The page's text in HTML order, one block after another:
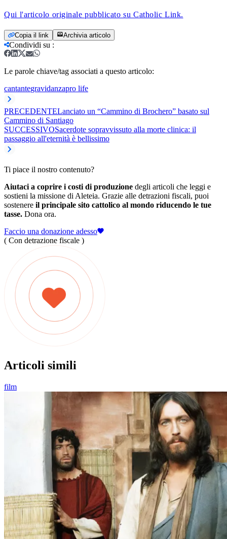
Qui l'articolo originale pubblicato su Catholic Link.
Copia il link Archivia articolo
Condividi su :
Le parole chiave/tag associati a questo articolo:
cantantegravidanzapro life
PRECEDENTELanciato un “Cammino di Brochero” basato sul
Cammino di Santiago
SUCCESSIVOSacerdote sopravvissuto alla morte clinica: il
passaggio all'eternità è bellissimo
Ti piace il nostro contenuto?
Aiutaci a coprire i costi di produzione degli articoli che leggi e
sostieni la missione di Aleteia. Grazie alle detrazioni fiscali, puoi
sostenere il principale sito cattolico al mondo riducendo le tue
tasse. Dona ora.
Faccio una donazione adesso
( Con detrazione fiscale )
Articoli simili
film